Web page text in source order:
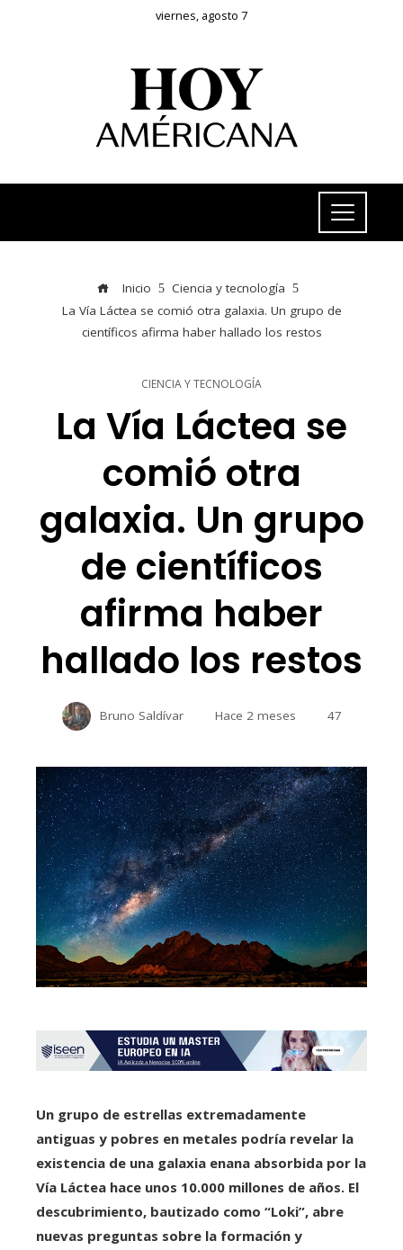
viernes, agosto 7
Inicio
Ciencia y tecnología
La Vía Láctea se comió otra galaxia. Un grupo de
científicos afirma haber hallado los restos
CIENCIA Y TECNOLOGÍA
La Vía Láctea se
comió otra
galaxia. Un grupo
de científicos
afirma haber
hallado los restos
Bruno Saldívar Hace 2 meses 47
Un grupo de estrellas extremadamente
antiguas y pobres en metales podría revelar la
existencia de una galaxia enana absorbida por la
Vía Láctea hace unos 10.000 millones de años. El
descubrimiento, bautizado como “Loki”, abre
nuevas preguntas sobre la formación y